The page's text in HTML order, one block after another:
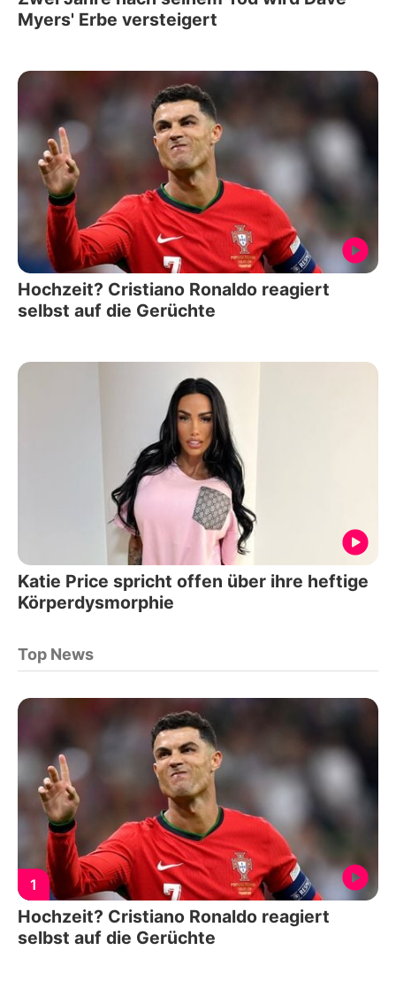
Myers' Erbe versteigert
Hochzeit? Cristiano Ronaldo reagiert
selbst auf die Gerüchte
Katie Price spricht offen über ihre heftige
Körperdysmorphie
Top News
1
Hochzeit? Cristiano Ronaldo reagiert
selbst auf die Gerüchte